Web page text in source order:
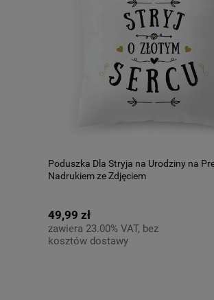
Poduszka Dla Stryja na Urodziny na
Nadrukiem ze Zdjęciem
49,99 zł
zawiera 23.00% VAT, bez
kosztów dostawy